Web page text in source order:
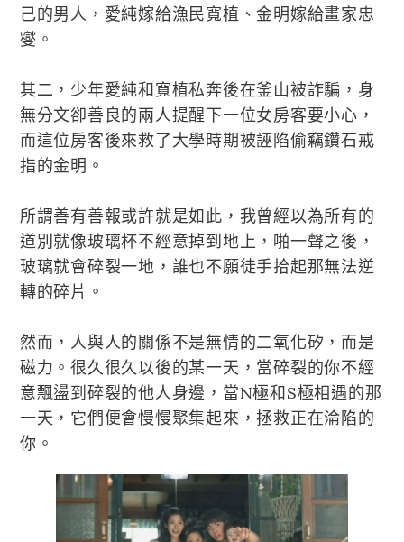
己的男人，愛純嫁給漁民寬植、金明嫁給畫家忠
燮。
其二，少年愛純和寬植私奔後在釜山被詐騙，身
無分文卻善良的兩人提醒下一位女房客要小心，
而這位房客後來救了大學時期被誣陷偷竊鑽石戒
指的金明。
所謂善有善報或許就是如此，我曾經以為所有的
道別就像玻璃杯不經意掉到地上，啪一聲之後，
玻璃就會碎裂一地，誰也不願徒手拾起那無法逆
轉的碎片。
然而，人與人的關係不是無情的二氧化矽，而是
磁力。很久很久以後的某一天，當碎裂的你不經
意飄盪到碎裂的他人身邊，當N極和S極相遇的那
一天，它們便會慢慢聚集起來，拯救正在淪陷的
你。